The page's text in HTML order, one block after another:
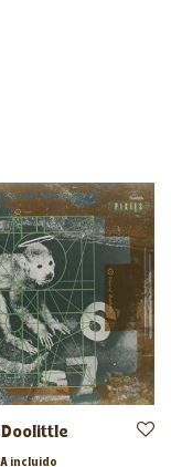
Doolittle
incluido